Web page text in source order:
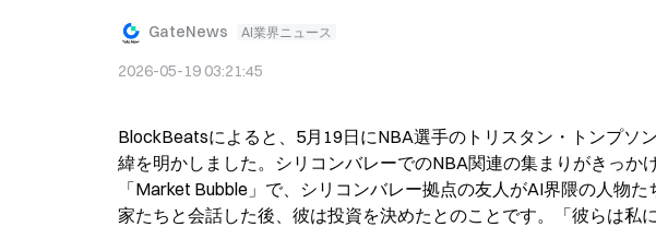
GateNews AI業界ニュース
2026-05-19 03:21:45
BlockBeatsによると、5月19日にNBA選手のトリスタン・トンプソ
緯を明かしました。シリコンバレーでのNBA関連の集まりがきっか
「Market Bubble」で、シリコンバレー拠点の友人がAI界隈の人物
家たちと会話した後、彼は投資を決めたとのことです。「彼らは私